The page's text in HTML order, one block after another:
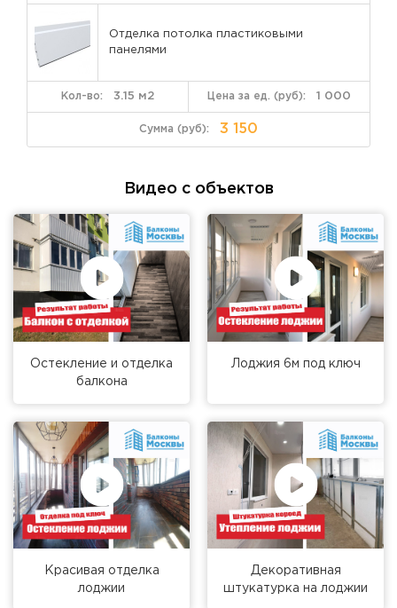
Отделка потолка пластиковыми
панелями
1 000
3.15 м2
3 150
Видео с объектов
Остекление и отделка
балкона
Лоджия 6м под ключ
Красивая отделка
лоджии
Декоративная
штукатурка на лоджии